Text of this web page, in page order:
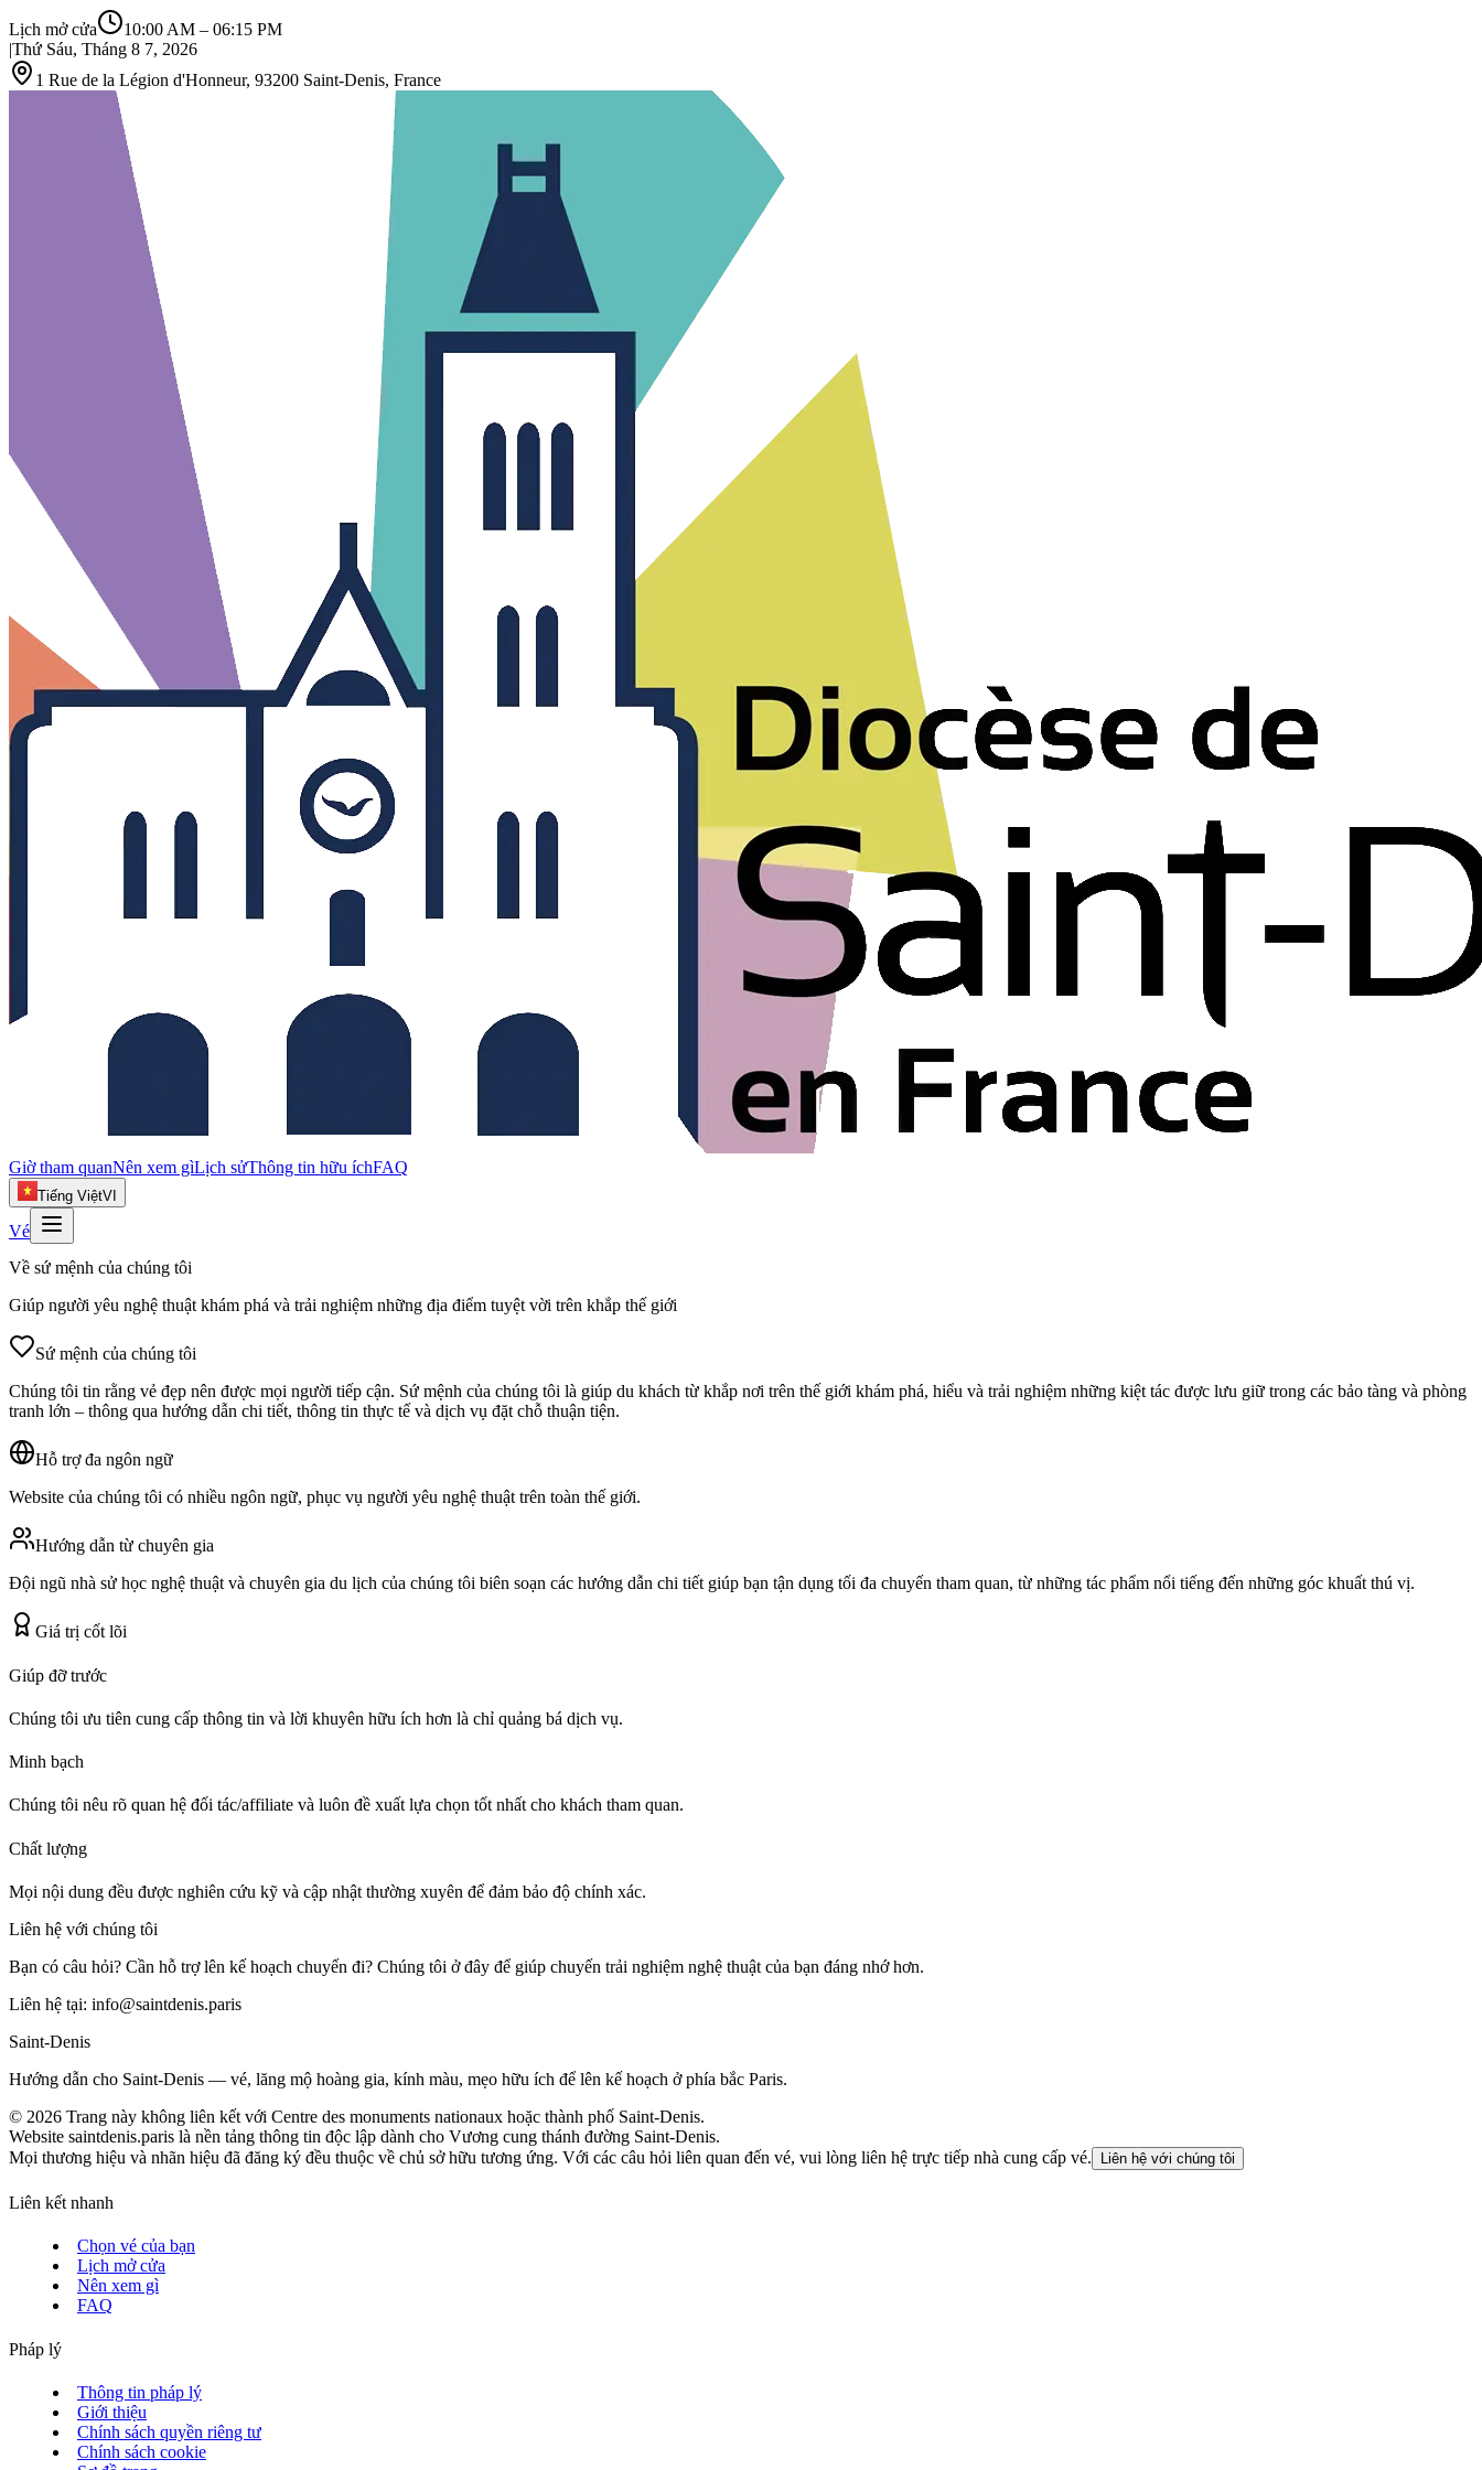
Lịch mở cửa 10:00 AM – 06:15 PM
|Thứ Sáu, Tháng 8 7, 2026
1 Rue de la Légion d'Honneur, 93200 Saint‑Denis, France
Giờ tham quanNên xem gìLịch sửThông tin hữu íchFAQ
Tiếng ViệtVI
Vé
Về sứ mệnh của chúng tôi
Giúp người yêu nghệ thuật khám phá và trải nghiệm những địa điểm tuyệt vời trên khắp thế giới
Sứ mệnh của chúng tôi
Chúng tôi tin rằng vẻ đẹp nên được mọi người tiếp cận. Sứ mệnh của chúng tôi là giúp du khách từ khắp nơi trên thế giới khám phá, hiểu và trải nghiệm những kiệt tác được lưu giữ trong các bảo tàng và phòng
tranh lớn – thông qua hướng dẫn chi tiết, thông tin thực tế và dịch vụ đặt chỗ thuận tiện.
Hỗ trợ đa ngôn ngữ
Website của chúng tôi có nhiều ngôn ngữ, phục vụ người yêu nghệ thuật trên toàn thế giới.
Hướng dẫn từ chuyên gia
Đội ngũ nhà sử học nghệ thuật và chuyên gia du lịch của chúng tôi biên soạn các hướng dẫn chi tiết giúp bạn tận dụng tối đa chuyến tham quan, từ những tác phẩm nổi tiếng đến những góc khuất thú vị.
Giá trị cốt lõi
Giúp đỡ trước
Chúng tôi ưu tiên cung cấp thông tin và lời khuyên hữu ích hơn là chỉ quảng bá dịch vụ.
Minh bạch
Chúng tôi nêu rõ quan hệ đối tác/affiliate và luôn đề xuất lựa chọn tốt nhất cho khách tham quan.
Chất lượng
Mọi nội dung đều được nghiên cứu kỹ và cập nhật thường xuyên để đảm bảo độ chính xác.
Liên hệ với chúng tôi
Bạn có câu hỏi? Cần hỗ trợ lên kế hoạch chuyến đi? Chúng tôi ở đây để giúp chuyến trải nghiệm nghệ thuật của bạn đáng nhớ hơn.
Liên hệ tại: info@saintdenis.paris
Saint‑Denis
Hướng dẫn cho Saint‑Denis — vé, lăng mộ hoàng gia, kính màu, mẹo hữu ích để lên kế hoạch ở phía bắc Paris.
© 2026 Trang này không liên kết với Centre des monuments nationaux hoặc thành phố Saint‑Denis.
Website saintdenis.paris là nền tảng thông tin độc lập dành cho Vương cung thánh đường Saint‑Denis.
Mọi thương hiệu và nhãn hiệu đã đăng ký đều thuộc về chủ sở hữu tương ứng. Với các câu hỏi liên quan đến vé, vui lòng liên hệ trực tiếp nhà cung cấp vé.
Liên hệ với chúng tôi
Liên kết nhanh
Chọn vé của bạn
Lịch mở cửa
Nên xem gì
FAQ
Pháp lý
Thông tin pháp lý
Giới thiệu
Chính sách quyền riêng tư
Chính sách cookie